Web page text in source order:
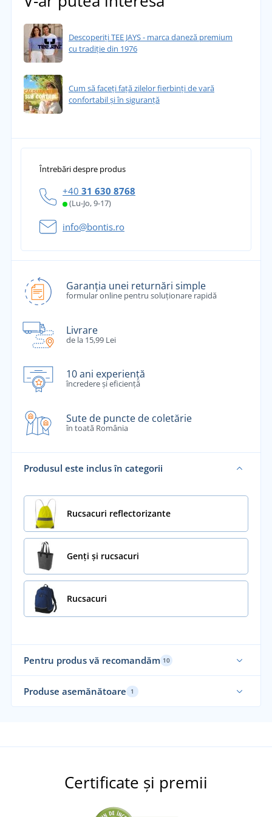
Descoperiți TEE JAYS - marca daneză premium
cu tradiție din 1976
Cum să faceți față zilelor fierbinți de vară
confortabil și în siguranță
Întrebări despre produs
+40 31 630 8768
(Lu-Jo, 9-17)
info@bontis.ro
Garanția unei returnări simple
formular online pentru soluționare rapidă
Livrare
de la 15,99 Lei
10 ani experiență
încredere și eficiență
Sute de puncte de coletărie
în toată România
Produsul este inclus în categorii
Rucsacuri reflectorizante
Genți și rucsacuri
Rucsacuri
Pentru produs vă recomandăm 10
Produse asemănătoare 1
Certificate și premii